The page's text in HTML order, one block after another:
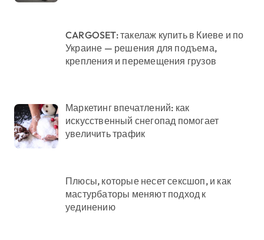
CARGOSET: такелаж купить в Киеве и по
Украине — решения для подъема,
крепления и перемещения грузов
Маркетинг впечатлений: как
искусственный снегопад помогает
увеличить трафик
Плюсы, которые несет сексшоп, и как
мастурбаторы меняют подход к
уединению